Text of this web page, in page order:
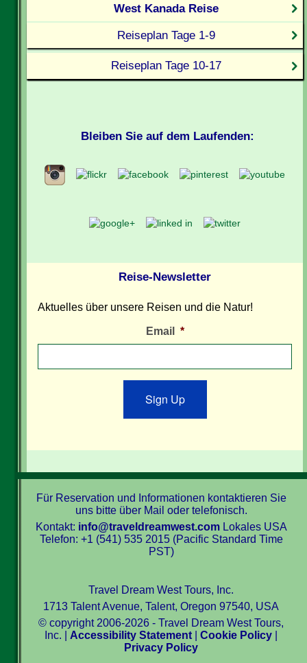
West Kanada Reise
Reiseplan Tage 1-9
Reiseplan Tage 10-17
Bleiben Sie auf dem Laufenden:
Reise-Newsletter
Aktuelles über unsere Reisen und die Natur!
Email *
Sign Up
Für Reservation und Informationen kontaktieren Sie
uns bitte über Mail oder telefonisch.
Kontakt: info@traveldreamwest.comLokales USA
Telefon: +1 (541) 535 2015 (Pacific Standard Time
PST)
Travel Dream West Tours, Inc.
1713 Talent Avenue, Talent, Oregon 97540, USA
© copyright 2006-2026 - Travel Dream West Tours,
Inc. |Accessibility Statement |Cookie Policy
Privacy Policy